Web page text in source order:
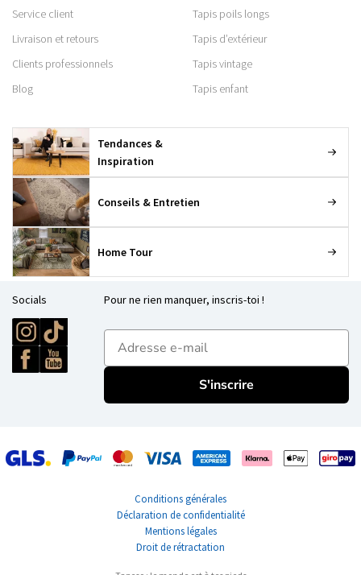
Service client
Livraison et retours
Clients professionnels
Blog
Tapis poils longs
Tapis d’extérieur
Tapis vintage
Tapis enfant
Tendances &
Inspiration
Conseils & Entretien
Home Tour
Socials Pour ne rien manquer, inscris-toi !
E-mailadres
S'inscrire
Conditions générales
Déclaration de confidentialité
Mentions légales
Droit de rétractation